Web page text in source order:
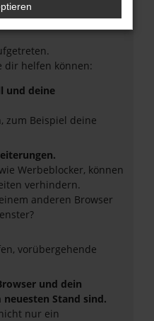
dir helfen können:
und deine
zum Beispiel deine
Werbeblocker, können
verhindern.
anderen Browser
vorübergehende
und dein
Stand sind.
nur ein